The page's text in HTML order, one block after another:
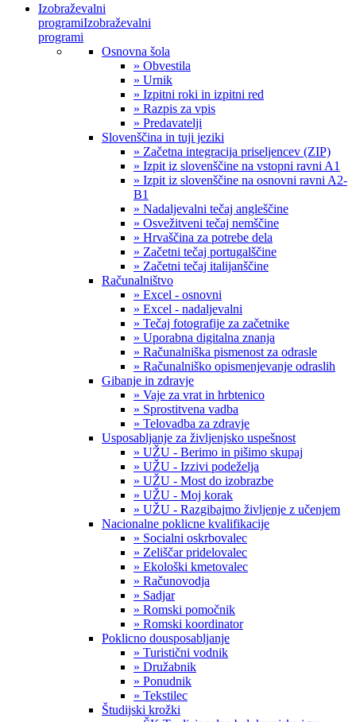
Izobraževalni
programiIzobraževalni
programi
Osnovna šola
» Obvestila
» Urnik
» Izpitni roki in izpitni red
» Razpis za vpis
» Predavatelji
Slovenščina in tuji jeziki
» Začetna integracija priseljencev (ZIP)
» Izpit iz slovenščine na vstopni ravni A1
» Izpit iz slovenščine na osnovni ravni A2-
B1
» Nadaljevalni tečaj angleščine
» Osvežitveni tečaj nemščine
» Hrvaščina za potrebe dela
» Začetni tečaj portugalščine
» Začetni tečaj italijanščine
Računalništvo
» Excel - osnovni
» Excel - nadaljevalni
» Tečaj fotografije za začetnike
» Uporabna digitalna znanja
» Računalniška pismenost za odrasle
» Računalniško opismenjevanje odraslih
Gibanje in zdravje
» Vaje za vrat in hrbtenico
» Sprostitvena vadba
» Telovadba za zdravje
Usposabljanje za življenjsko uspešnost
» UŽU - Berimo in pišimo skupaj
» UŽU - Izzivi podeželja
» UŽU - Most do izobrazbe
» UŽU - Moj korak
» UŽU - Razgibajmo življenje z učenjem
Nacionalne poklicne kvalifikacije
» Socialni oskrbovalec
» Zeliščar pridelovalec
» Ekološki kmetovalec
» Računovodja
» Sadjar
» Romski pomočnik
» Romski koordinator
Poklicno dousposabljanje
» Turistični vodnik
» Družabnik
» Ponudnik
» Tekstilec
Študijski krožki